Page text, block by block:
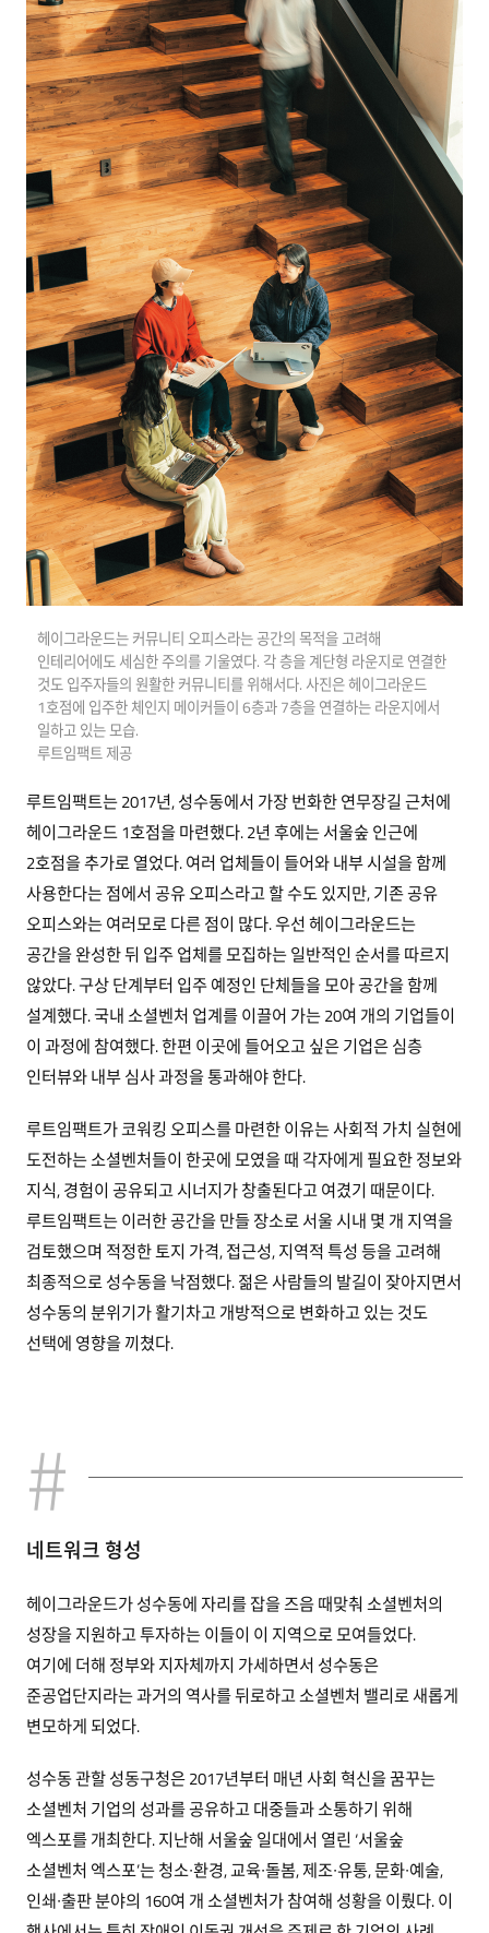
헤이그라운드는 커뮤니티 오피스라는 공간의 목적을 고려해
인테리어에도 세심한 주의를 기울였다. 각 층을 계단형 라운지로 연결한
것도 입주자들의 원활한 커뮤니티를 위해서다. 사진은 헤이그라운드
1호점에 입주한 체인지 메이커들이 6층과 7층을 연결하는 라운지에서
일하고 있는 모습.
루트임팩트 제공
루트임팩트는 2017년, 성수동에서 가장 번화한 연무장길 근처에
헤이그라운드 1호점을 마련했다. 2년 후에는 서울숲 인근에
2호점을 추가로 열었다. 여러 업체들이 들어와 내부 시설을 함께
사용한다는 점에서 공유 오피스라고 할 수도 있지만, 기존 공유
오피스와는 여러모로 다른 점이 많다. 우선 헤이그라운드는
공간을 완성한 뒤 입주 업체를 모집하는 일반적인 순서를 따르지
않았다. 구상 단계부터 입주 예정인 단체들을 모아 공간을 함께
설계했다. 국내 소셜벤처 업계를 이끌어 가는 20여 개의 기업들이
이 과정에 참여했다. 한편 이곳에 들어오고 싶은 기업은 심층
인터뷰와 내부 심사 과정을 통과해야 한다.
루트임팩트가 코워킹 오피스를 마련한 이유는 사회적 가치 실현에
도전하는 소셜벤처들이 한곳에 모였을 때 각자에게 필요한 정보와
지식, 경험이 공유되고 시너지가 창출된다고 여겼기 때문이다.
루트임팩트는 이러한 공간을 만들 장소로 서울 시내 몇 개 지역을
검토했으며 적정한 토지 가격, 접근성, 지역적 특성 등을 고려해
최종적으로 성수동을 낙점했다. 젊은 사람들의 발길이 잦아지면서
성수동의 분위기가 활기차고 개방적으로 변화하고 있는 것도
선택에 영향을 끼쳤다.
네트워크 형성
헤이그라운드가 성수동에 자리를 잡을 즈음 때맞춰 소셜벤처의
성장을 지원하고 투자하는 이들이 이 지역으로 모여들었다.
여기에 더해 정부와 지자체까지 가세하면서 성수동은
준공업단지라는 과거의 역사를 뒤로하고 소셜벤처 밸리로 새롭게
변모하게 되었다.
성수동 관할 성동구청은 2017년부터 매년 사회 혁신을 꿈꾸는
소셜벤처 기업의 성과를 공유하고 대중들과 소통하기 위해
엑스포를 개최한다. 지난해 서울숲 일대에서 열린 ‘서울숲
소셜벤처 엑스포’는 청소∙환경, 교육∙돌봄, 제조∙유통, 문화∙예술,
인쇄∙출판 분야의 160여 개 소셜벤처가 참여해 성황을 이뤘다. 이